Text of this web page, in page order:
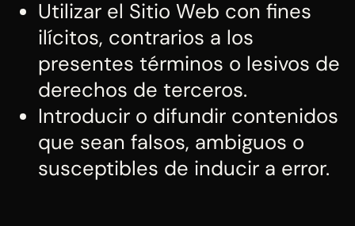
Utilizar el Sitio Web con fines
ilícitos, contrarios a los
presentes términos o lesivos de
derechos de terceros.
Introducir o difundir contenidos
que sean falsos, ambiguos o
susceptibles de inducir a error.